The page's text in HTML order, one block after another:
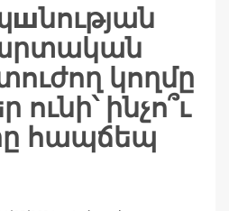
տուժող կողմը
ինչո՞ւ
հապճեպ